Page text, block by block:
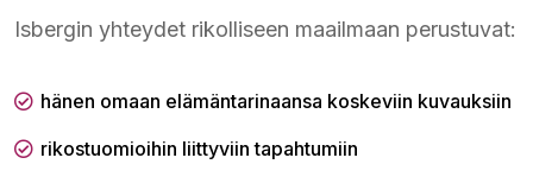
Isbergin yhteydet rikolliseen maailmaan perustuvat:
hänen omaan elämäntarinaansa koskeviin kuvauksiin
rikostuomioihin liittyviin tapahtumiin